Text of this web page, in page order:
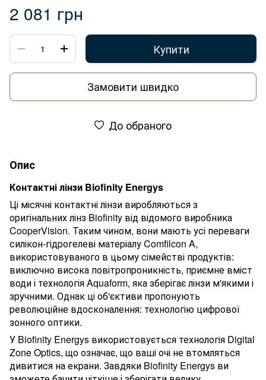
2 081 грн
Купити
Замовити швидко
До обраного
Опис
Контактні лінзи Biofinity Energys
Ці місячні контактні лінзи виробляються з
оригінальних лінз Biofinity від відомого виробника
CooperVision. Таким чином, вони мають усі переваги
силікон-гідрогелеві матеріалу Comfilcon A,
використовуваного в цьому сімействі продуктів:
виключно висока повітропроникність, приємне вміст
води і технологія Aquaform, яка зберігає лінзи м'якими і
зручними. Однак ці об'єктиви пропонують
революційне вдосконалення: технологію цифрової
зонного оптики.
У Biofinity Energys використовується технологія Digital
Zone Optics, що означає, що ваші очі не втомляться
дивитися на екрани. Завдяки Biofinity Energys ви